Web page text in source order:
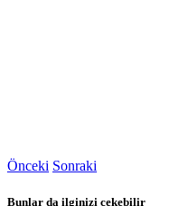
Önceki Sonraki
Bunlar da ilginizi çekebilir